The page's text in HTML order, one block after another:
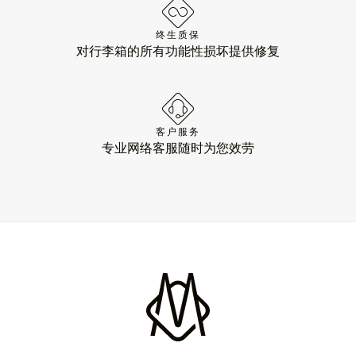
终生质保
对行李箱的所有功能性损坏提供修复
客户服务
专业网络客服随时为您效劳